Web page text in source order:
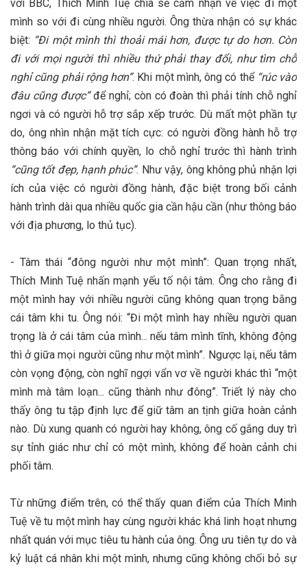
với BBC, Thích Minh Tuệ chia sẻ cảm nhận về việc đi một
mình so với đi cùng nhiều người. Ông thừa nhận có sự khác
biệt: “Đi một mình thì thoải mái hơn, được tự do hơn. Còn
đi với mọi người thì nhiều thứ phải thay đổi, như tìm chỗ
nghỉ cũng phải rộng hơn”​. Khi một mình, ông có thể “rúc vào
đâu cũng được”để nghỉ; còn có đoàn thì phải tính chỗ nghỉ
ngơi và có người hỗ trợ sắp xếp trước​. Dù mất một phần tự
do, ông nhìn nhận mặt tích cực: có người đồng hành hỗ trợ
thông báo với chính quyền, lo chỗ nghỉ trước thì hành trình
“cũng tốt đẹp, hạnh phúc”​. Như vậy, ông không phủ nhận lợi
ích của việc có người đồng hành, đặc biệt trong bối cảnh
hành trình dài qua nhiều quốc gia cần hậu cần (như thông báo
với địa phương, lo thủ tục).
- Tâm thái “đông người như một mình”: Quan trọng nhất,
Thích Minh Tuệ nhấn mạnh yếu tố nội tâm. Ông cho rằng đi
một mình hay với nhiều người cũng không quan trọng bằng
cái tâm khi tu. Ông nói: “Đi một mình hay nhiều người quan
trọng là ở cái tâm của mình... nếu tâm mình tĩnh, không động
thì ở giữa mọi người cũng như một mình”​. Ngược lại, nếu tâm
còn vọng động, còn nghĩ ngợi vẩn vơ về người khác thì “một
mình mà tâm loạn... cũng thành như đông”​. Triết lý này cho
thấy ông tu tập định lực để giữ tâm an tịnh giữa hoàn cảnh
nào. Dù xung quanh có người hay không, ông cố gắng duy trì
sự tỉnh giác như chỉ có một mình, không để hoàn cảnh chi
phối tâm.
Từ những điểm trên, có thể thấy quan điểm của Thích Minh
Tuệ về tu một mình hay cùng người khác khá linh hoạt nhưng
nhất quán với mục tiêu tu hành của ông. Ông ưu tiên tự do và
kỷ luật cá nhân khi một mình, nhưng cũng không chối bỏ sự